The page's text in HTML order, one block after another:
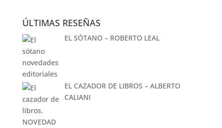
ÚLTIMAS RESEÑAS
EL SÓTANO – ROBERTO LEAL
EL CAZADOR DE LIBROS – ALBERTO
CALIANI